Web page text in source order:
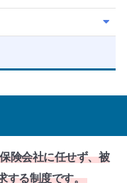
険会社に任せず、被
する制度です。